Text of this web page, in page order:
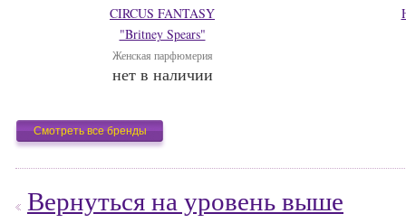
CIRCUS FANTASY
"Britney Spears"
Женская парфюмерия
нет в наличии
Смотреть все бренды
Вернуться на уровень выше